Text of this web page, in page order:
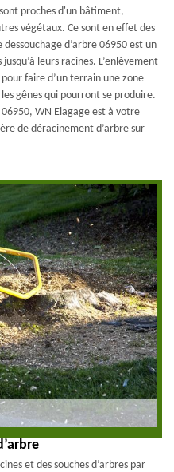
proches d'un bâtiment,
végétaux. Ce sont en effet des
d’arbre 06950 est un
leurs racines. L’enlèvement
faire d’un terrain une zone
gênes qui pourront se produire.
WN Elagage est à votre
de déracinement d’arbre sur
et des souches d’arbres par